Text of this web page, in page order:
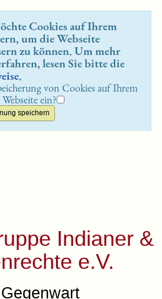
Cookies auf Ihrem
um die Webseite
zu können. Um mehr
lesen Sie bitte die
.
von Cookies auf Ihrem
ein?
Indianer &
e.V.